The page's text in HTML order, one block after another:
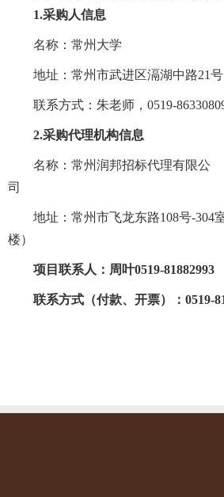
1.采购人信息
名称：常州大学
地址：常州市武进区滆湖中路21号
联系方式： 朱老师， 0519-
2.采购代理机构信息
名称：常州润邦招标代理有限公
司
地址：常州市飞龙东路108号-304
楼）
项目联系人：周叶0519-81882993
联系方式（付款、开票）： 0519-